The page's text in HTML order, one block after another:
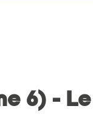
6) -